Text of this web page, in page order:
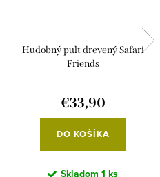
Hudobný pult drevený Safari
Friends
€33,90
DO KOŠÍKA
Skladom 1 ks